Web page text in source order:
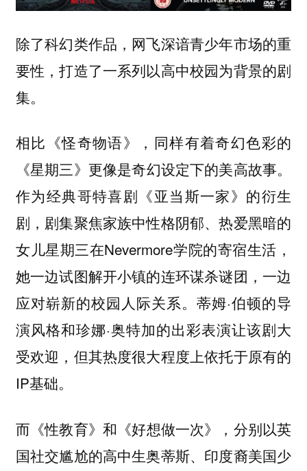
除了科幻类作品，网飞深谙青少年市场的重
要性，打造了一系列以高中校园为背景的剧
集。
相比《怪奇物语》，同样有着奇幻色彩的
《星期三》 更像是奇幻设定下的美高故事。
作为经典哥特喜剧《亚当斯一家》的衍生
剧，剧集聚焦家族中性格阴郁、热爱黑暗的
女儿星期三在Nevermore学院的寄宿生活，
她一边试图解开小镇的连环谋杀谜团，一边
应对崭新的校园人际关系。蒂姆·伯顿的导
演风格和珍娜·奥特加的出彩表演让该剧大
受欢迎，但其热度很大程度上依托于原有的
IP基础。
而 《性教育》 和 《好想做一次》
，分别以英
国社交尴尬的高中生奥蒂斯、印度裔美国少